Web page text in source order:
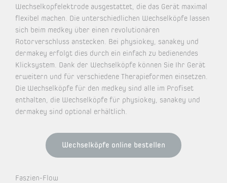
Wechselkopfelektrode ausgestattet, die das Gerät maximal
flexibel machen. Die unterschiedlichen Wechselköpfe lassen
sich beim medkey über einen revolutionären
Rotorverschluss anstecken. Bei physiokey, sanakey und
dermakey erfolgt dies durch ein einfach zu bedienendes
Klicksystem. Dank der Wechselköpfe können Sie Ihr Gerät
erweitern und für verschiedene Therapieformen einsetzen.
Die Wechselköpfe für den medkey sind alle im Profiset
enthalten, die Wechselköpfe für physiokey, sanakey und
dermakey sind optional erhältlich.
Wechselköpfe online bestellen
Faszien-Flow